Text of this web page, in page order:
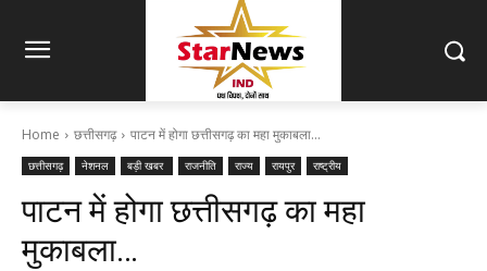
Home छत्तीसगढ़ पाटन में होगा छत्तीसगढ़ का महा मुकाबला...
छत्तीसगढ़ नेशनल बड़ी खबर राजनीति राज्य रायपुर राष्ट्रीय
पाटन में होगा छत्तीसगढ़ का महा
मुकाबला…